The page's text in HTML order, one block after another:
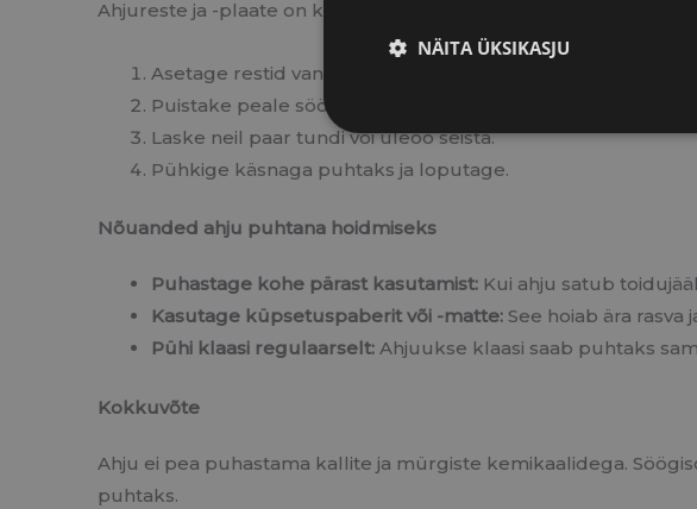
Ahjureste ja -plaate on kõige lihtsam puhastada samamoodi
Asetage restid vanni või suurde kraanikaussi.
Puistake peale söögisoodat ja valage peale kuuma vett
Laske neil paar tundi või üleöö seista.
Pühkige käsnaga puhtaks ja loputage.
Nõuanded ahju puhtana hoidmiseks
Puhastage kohe pärast kasutamist: Kui ahju satub
Kasutage küpsetuspaberit või -matte: See hoiab ära
Pühi klaasi regulaarselt: Ahjuukse klaasi saab puhtaks
Kokkuvõte
Ahju ei pea puhastama kallite ja mürgiste kemikaalidega.
puhtaks.
NÄITA ÜKSIKASJU